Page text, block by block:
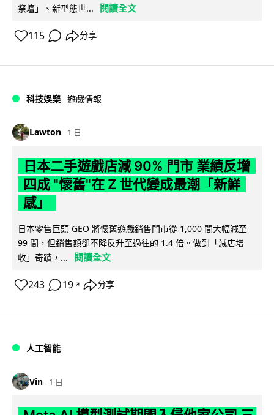
祭壇」、新型態世...
閱讀全文
115 分享
科技娛樂 遊戲情報
Lawton 1 日
日本二手遊戲店減 90% 門市 業績反增
四成 "懷舊"在 Z 世代變成最潮「新鮮
感」
日本零售巨頭 GEO 將懷舊遊戲銷售門市從 1,000 間大幅減至
99 間，但銷售額卻不降反升至過往的 1.4 倍。做到「減店增
收」奇蹟，...
閱讀全文
243 19 ↗ 分享
人工智能
Vin 1 日